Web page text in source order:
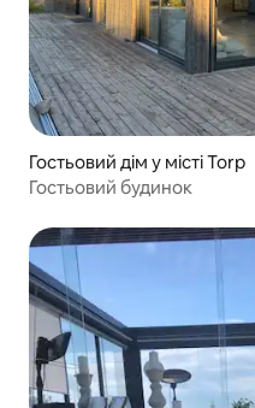
Гостьовий дім у місті Torp
Гостьовий будинок